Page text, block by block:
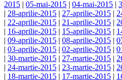
2015 | 05-mai-2015 | 04-mai-2015 |
| 28-aprilie-2015 | 27-aprilie-2015 |
| 22-aprilie-2015 | 21-aprilie-2015 |
| 16-aprilie-2015 | 15-aprilie-2015 |
| 09-aprilie-2015 | 08-aprilie-2015 |
| 03-aprilie-2015 | 02-aprilie-2015 |
| 30-martie-2015 | 27-martie-2015 |
| 24-martie-2015 | 23-martie-2015 |
| 18-martie-2015 | 17-martie-2015 |